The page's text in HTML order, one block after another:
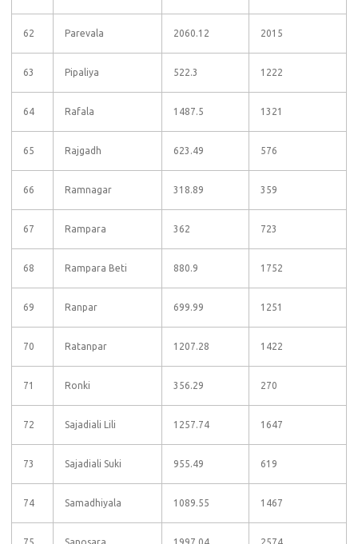
62 Parevala 2060.12 2015
63 Pipaliya 522.3 1222
64 Rafala 1487.5 1321
65 Rajgadh 623.49 576
66 Ramnagar 318.89 359
67 Rampara 362 723
68 Rampara Beti 880.9 1752
69 Ranpar 699.99 1251
70 Ratanpar 1207.28 1422
71 Ronki 356.29 270
72 Sajadiali Lili 1257.74 1647
73 Sajadiali Suki 955.49 619
74 Samadhiyala 1089.55 1467